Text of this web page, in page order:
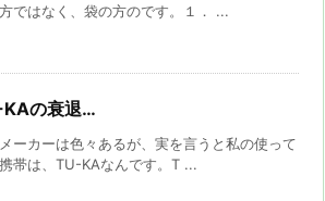
ではなく、袋の方のです。１． ...
の衰退…
ーカーは色々あるが、実を言うと私の使って
帯は、TU-KAなんです。T ...